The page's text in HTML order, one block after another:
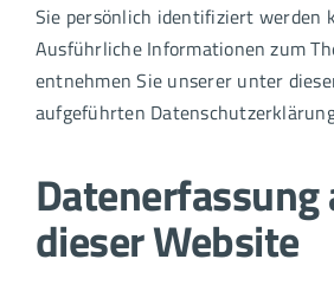
Sie persönlich identifiziert werden
Ausführliche Informationen zum
entnehmen Sie unserer unter
aufgeführten
Datenerfassung
dieser Website